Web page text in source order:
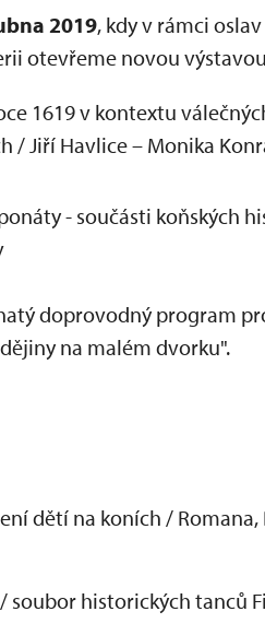
2019, kdy v rámci
otevřeme novou
1619 v kontextu
/ Jiří Havlice – Monika
- součásti koňských
doprovodný program
na malém dvorku".
dětí na koních /
soubor historických tanců